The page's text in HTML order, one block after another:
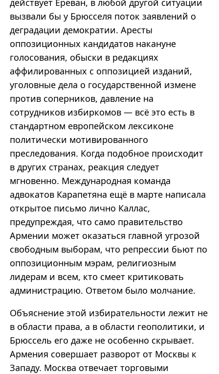
вызвали бы у Брюсселя поток заявлений о
деградации демократии. Аресты
оппозиционных кандидатов накануне
голосования, обыски в редакциях
аффилированных с оппозицией изданий,
уголовные дела о государственной измене
против соперников, давление на
сотрудников избиркомов — всё это есть в
стандартном европейском лексиконе
политически мотивированного
преследования. Когда подобное происходит
в других странах, реакция следует
мгновенно. Международная команда
адвокатов Карапетяна ещё в марте написала
открытое письмо лично Каллас,
предупреждая, что само правительство
Армении может оказаться главной угрозой
свободным выборам, что репрессии бьют по
оппозиционным мэрам, религиозным
лидерам и всем, кто смеет критиковать
администрацию. Ответом было молчание.
Объяснение этой избирательности лежит не
в области права, а в области геополитики, и
Брюссель его даже не особенно скрывает.
Армения совершает разворот от Москвы к
Западу. Москва отвечает торговыми